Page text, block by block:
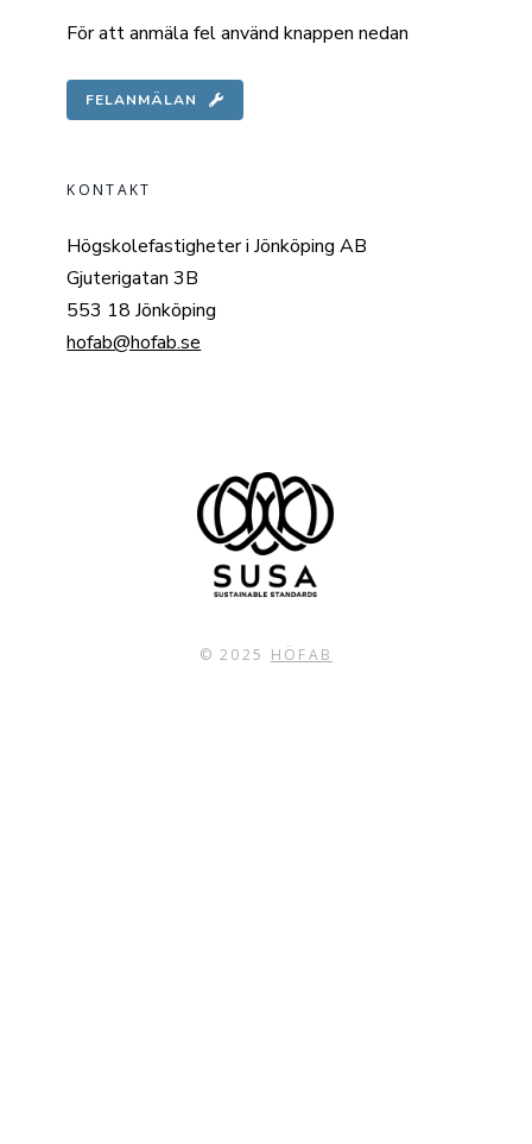
För att anmäla fel använd knappen nedan
FELANMÄLAN
KONTAKT
Högskolefastigheter i Jönköping AB
Gjuterigatan 3B
553 18 Jönköping
hofab@hofab.se
© 2025 HÖFAB